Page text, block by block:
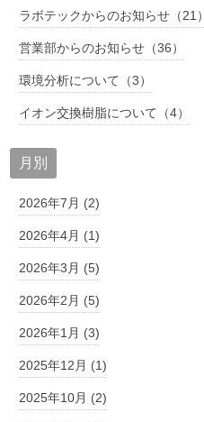
ラボテックからのお知らせ（21）
営業部からのお知らせ（36）
環境分析について（3）
イオン交換樹脂について（4）
月別
2026年7月 (2)
2026年4月 (1)
2026年3月 (5)
2026年2月 (5)
2026年1月 (3)
2025年12月 (1)
2025年10月 (2)